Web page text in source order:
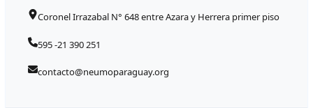
Coronel Irrazabal N° 648 entre Azara y Herrera primer piso
595 -21 390 251
contacto@neumoparaguay.org